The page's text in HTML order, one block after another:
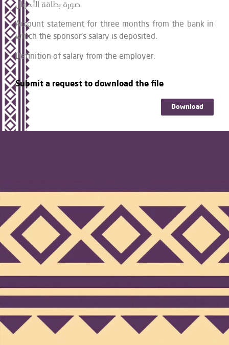
صورة بطاقة الأحوال
Account statement for three months from the bank in
which the sponsor's salary is deposited.
Definition of salary from the employer.
Submit a request to download the file
Download